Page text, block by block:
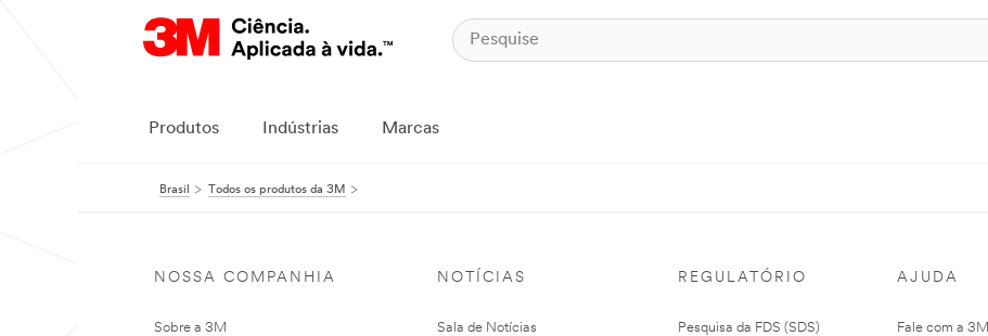
Produtos Indústrias Marcas
Brasil Todos os produtos da 3M
NOSSA COMPANHIA
Sobre a 3M
NOTÍCIAS
Sala de Notícias
REGULATÓRIO
Pesquisa da FDS (SDS)
AJUDA
Fale com a 3M